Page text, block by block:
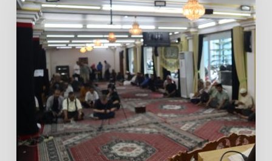
Jakarta:
Syaikh
Mohammad
Sharifani
Mengulas
Enam
Amalan
Penjamin
Kebaikan